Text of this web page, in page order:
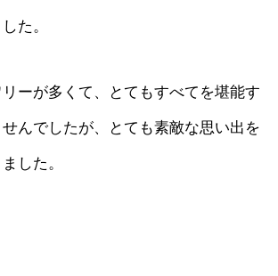
た。
ーが多くて、とてもすべてを堪能す
んでしたが、とても素敵な思い出を
した。